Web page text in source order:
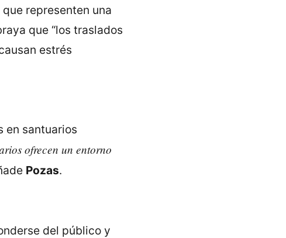
representen una
que “los traslados
estrés
en santuarios
ofrecen un entorno
Pozas.
del público y